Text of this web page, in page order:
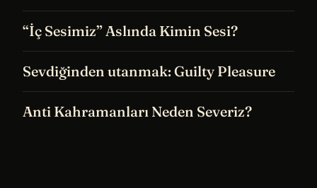
“İç Sesimiz” Aslında Kimin Sesi?
Sevdiğinden utanmak: Guilty Pleasure
Anti Kahramanları Neden Severiz?